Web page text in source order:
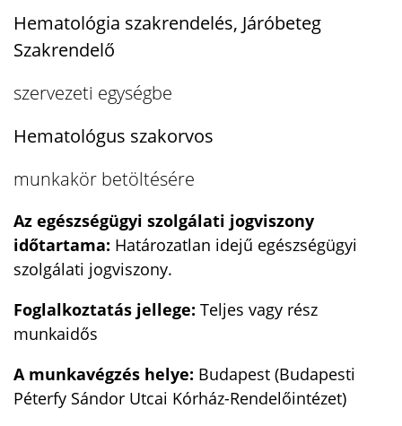
Hematológia szakrendelés, Járóbeteg
Szakrendelő
szervezeti egységbe
Hematológus szakorvos
munkakör betöltésére
Az egészségügyi szolgálati jogviszony
időtartama: Határozatlan idejű egészségügyi
szolgálati jogviszony.
Foglalkoztatás jellege: Teljes vagy rész
munkaidős
A munkavégzés helye: Budapest (Budapesti
Péterfy Sándor Utcai Kórház-Rendelőintézet)